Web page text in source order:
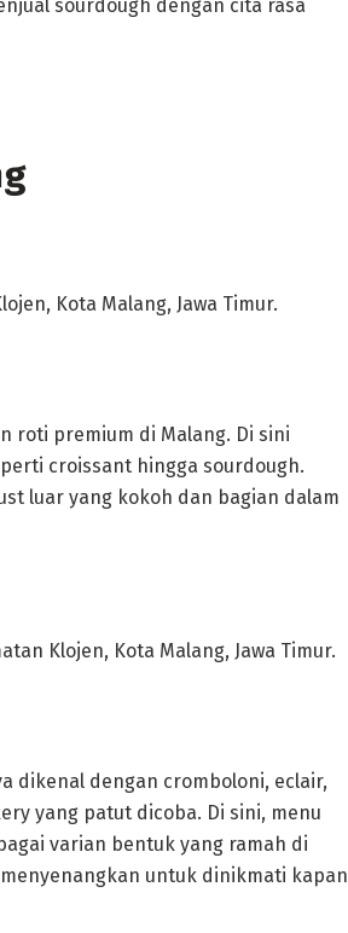
sourdough dengan cita rasa
Kota Malang, Jawa Timur.
roti premium di Malang. Di sini
croissant hingga sourdough.
luar yang kokoh dan bagian dalam
Klojen, Kota Malang, Jawa Timur.
dikenal dengan cromboloni, eclair,
yang patut dicoba. Di sini, menu
varian bentuk yang ramah di
untuk dinikmati kapan